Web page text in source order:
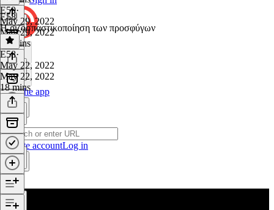
Get the app
Create accountLog in
E59·
May 29, 2022
May 29, 2022
21 mins
E58
Η ριζοσπαστικοποίηση των προσφύγων
E58·
May 22, 2022
May 22, 2022
18 mins